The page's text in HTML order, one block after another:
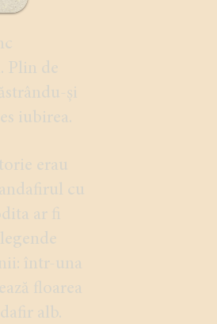
Plin de
și
iubirea.
erau
cu
ar fi
într-una
floarea
alb.